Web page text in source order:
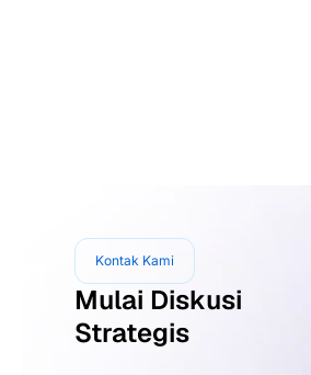
Kontak Kami
Mulai Diskusi
Strategis